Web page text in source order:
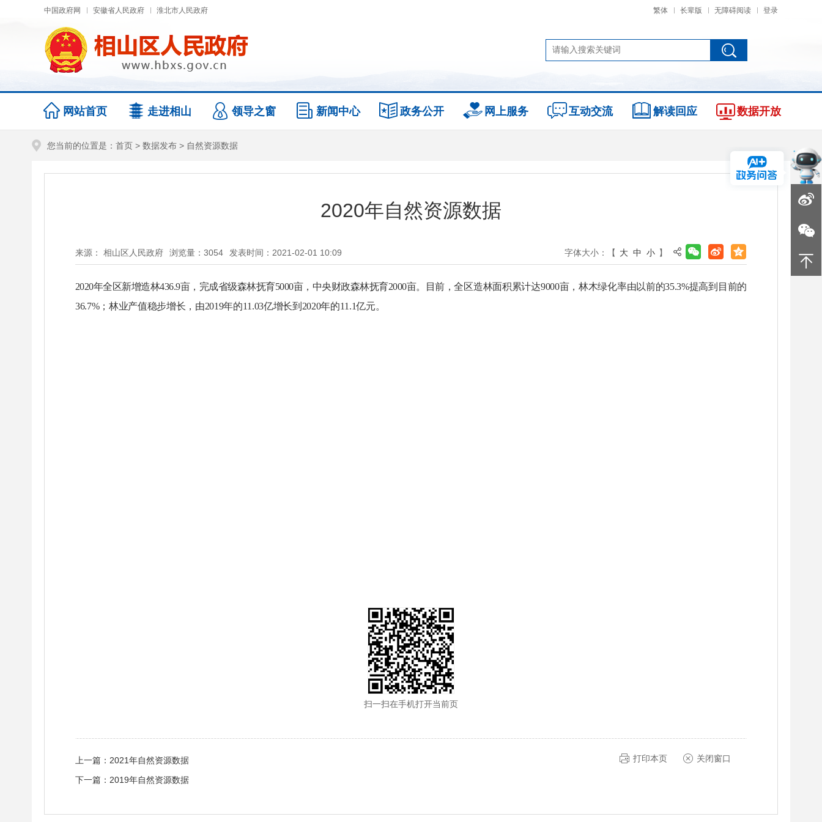
中国政府网 安徽省人民政府 淮北市人民政府 繁体 长辈版 无障碍阅读 登录
网站首页 走进相山 领导之窗 新闻中心 政务公开 网上服务 互动交流 解读回应 数据开放
您当前的位置是： 首页 > 数据发布 > 自然资源数据
2020年自然资源数据
来源： 相山区人民政府 浏览量： 3054 发表时间：2021-02-01 10:09 字体大小：【 大 中 小 】
2020年全区新增造林436.9亩，完成省级森林抚育5000亩，中央财政森林抚育2000亩。目前，全区造林面积累计达9000亩， 林木绿化率由以前的35.3%提高到目前的
36.7%；林业产值稳步增长，由2019年的11.03亿增长到2020年的11.1亿元。
扫一扫在手机打开当前页
打印本页 关闭窗口
上一篇： 2021年自然资源数据
下一篇： 2019年自然资源数据